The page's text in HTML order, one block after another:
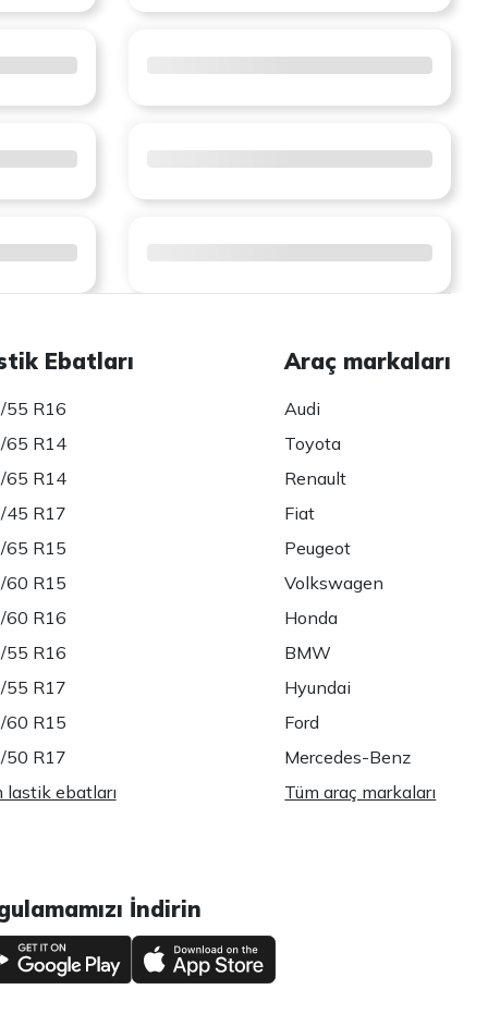
Ebatları
55 R16
65 R14
65 R14
45 R17
65 R15
60 R15
60 R16
55 R16
55 R17
60 R15
50 R17
lastik ebatları
Araç markaları
Audi
Toyota
Renault
Fiat
Peugeot
Volkswagen
Honda
BMW
Hyundai
Ford
Mercedes-Benz
Tüm araç markaları
İndirin